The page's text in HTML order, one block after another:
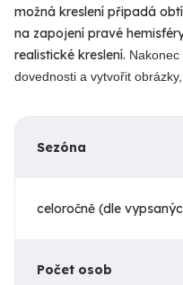
možná kreslení připadá
na zapojení pravé
realistické kreslení.
dovednosti a vytvořit
Sezóna
celoročně (dle
Počet osob